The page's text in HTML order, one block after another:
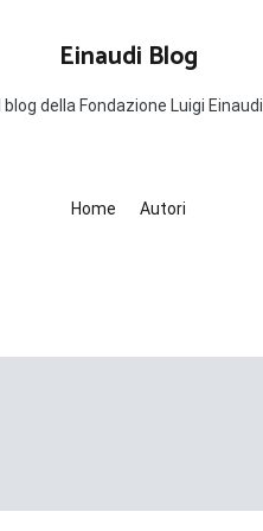
Einaudi Blog
Il blog della Fondazione Luigi Einaudi
Home Autori